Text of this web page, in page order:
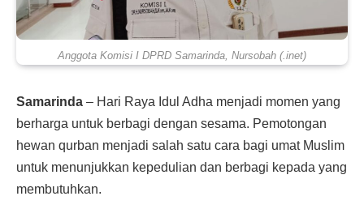
Anggota Komisi I DPRD Samarinda, Nursobah (.inet)
Samarinda – Hari Raya Idul Adha menjadi momen yang
berharga untuk berbagi dengan sesama. Pemotongan
hewan qurban menjadi salah satu cara bagi umat Muslim
untuk menunjukkan kepedulian dan berbagi kepada yang
membutuhkan.